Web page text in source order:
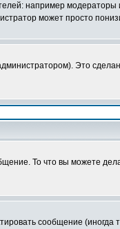
например
может просто
Это
То что вы можете
сообщение (иногда